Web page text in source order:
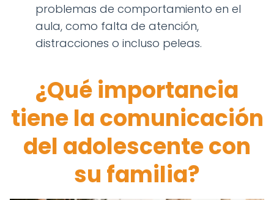
problemas de comportamiento en el
aula, como falta de atención,
distracciones o incluso peleas.
¿Qué importancia
tiene la comunicación
del adolescente con
su familia?